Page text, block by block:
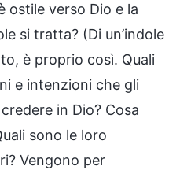
ostile verso Dio e la
si tratta? (Di un’indole
è proprio così. Quali
e intenzioni che gli
in Dio? Cosa
sono le loro
Vengono per